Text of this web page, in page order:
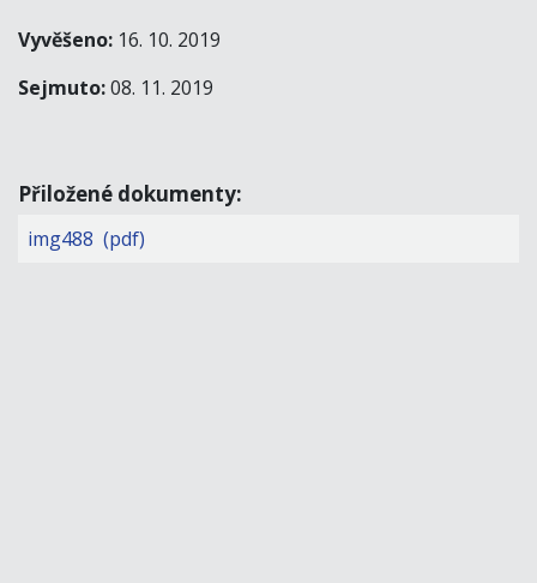
Vyvěšeno: 16. 10. 2019
Sejmuto:08. 11. 2019
Přiložené dokumenty:
img488 (pdf)